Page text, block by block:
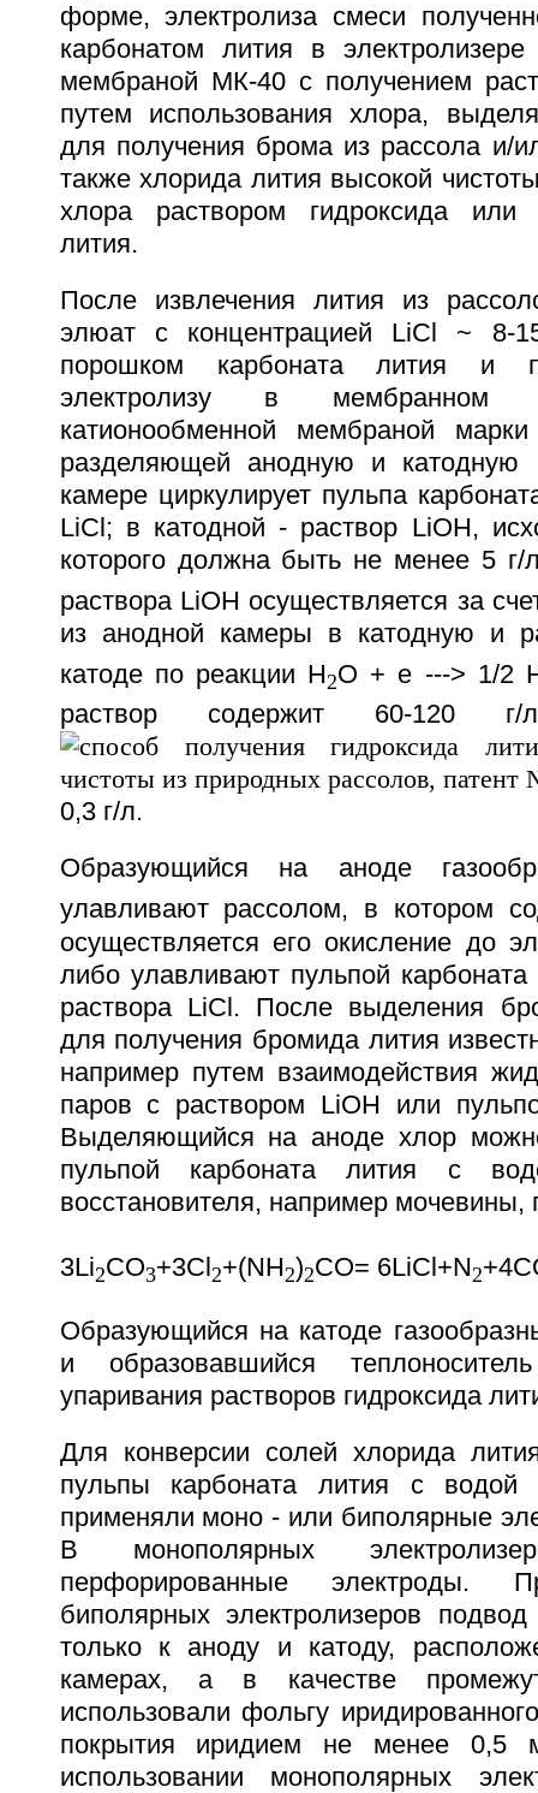
форме, электролиза смеси
карбонатом лития в
мембраной МК-40 с получением
путем использования хлора,
для получения брома из рассола и/
также хлорида лития высокой
хлора раствором гидроксида или
лития.
После извлечения лития из
элюат с концентрацией LiCl ~ 8-
порошком карбоната лития и
электролизу в мембранном
катионообменной мембраной
разделяющей анодную и
камере циркулирует пульпа
LiCl; в катодной - раствор LiOH,
которого должна быть не менее 5 г/
раствора LiOH осуществляется за
из анодной камеры в катодную и
катоде по реакции H2O + e ---> 1/2
раствор содержит 60-
0,3 г/л.
Образующийся на аноде
улавливают рассолом, в котором
осуществляется его окисление до
либо улавливают пульпой
раствора LiCl. После выделения
для получения бромида лития
например путем взаимодействия
паров с раствором LiOH или
Выделяющийся на аноде хлор
пульпой карбоната лития с
восстановителя, например мочевины,
3Li2CO3+3Cl 2+(NH2)2CO= 6LiCl+N2
Образующийся на катоде
и образовавшийся
упаривания растворов гидроксида
Для конверсии солей хлорида
пульпы карбоната лития с водой
применяли моно - или биполярные
В монополярных
перфорированные электроды.
биполярных электролизеров
только к аноду и катоду,
камерах, а в качестве
использовали фольгу
покрытия иридием не менее 0,5
использовании монополярных